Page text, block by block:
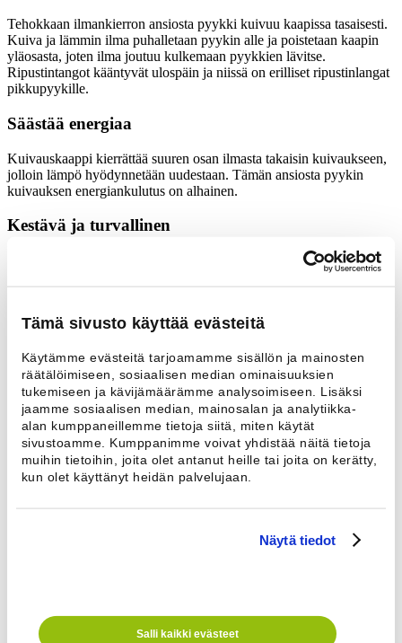
Tämä sivusto käyttää evästeitä
Käytämme evästeitä tarjoamamme sisällön ja mainosten
räätälöimiseen, sosiaalisen median ominaisuuksien
tukemiseen ja kävijämäärämme analysoimiseen. Lisäksi
jaamme sosiaalisen median, mainosalan ja analytiikka-
alan kumppaneillemme tietoja siitä, miten käytät
sivustoamme. Kumppanimme voivat yhdistää näitä tietoja
muihin tietoihin, joita olet antanut heille tai joita on kerätty,
kun olet käyttänyt heidän palvelujaan.
Näytä tiedot
Salli kaikki evästeet
Tehokkaan ilmankierron ansiosta pyykki kuivuu kaapissa tasaisesti.
Kuiva ja lämmin ilma puhalletaan pyykin alle ja poistetaan kaapin
yläosasta, joten ilma joutuu kulkemaan pyykkien lävitse.
Ripustintangot kääntyvät ulospäin ja niissä on erilliset ripustinlangat
pikkupyykille.
Säästää energiaa
Kuivauskaappi kierrättää suuren osan ilmasta takaisin kuivaukseen,
jolloin lämpö hyödynnetään uudestaan. Tämän ansiosta pyykin
kuivauksen energiankulutus on alhainen.
Kestävä ja turvallinen
Kaappi on tukevarakenteinen ja valmistettu pulverimaalatusta
sähkösinkitystä teräksestä. Ovien lapsiturvallinen lukitus
mahdollistaa avaamisen myös sisäpuolelta. Uudelleen kytkettävä
Kaapin nukkasuodatin on helposti puhdistettavissa harjalla tai
kädellä pyyhkäisten. Kaikki huollon kannalta tärkeät komponentit
on keskitetty huoltopaneelin taakse.
Yksinkertainen asentaa
Modulirakenteinen kaappi voidaan purkaa siirtämisen
Säätöjaloilla kaappi säädetään suoraksi ja kaatumisen estämiseksi
Täyttömäärä 14 kg